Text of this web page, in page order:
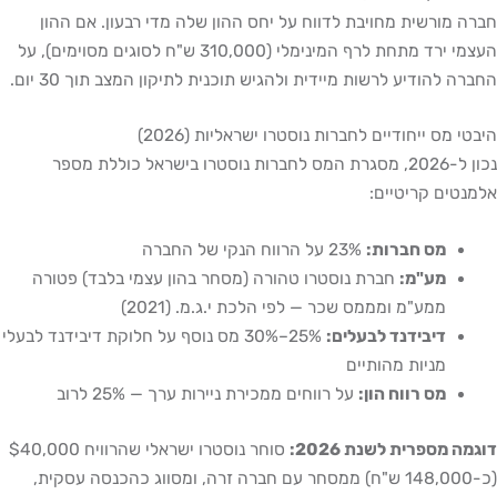
חברה מורשית מחויבת לדווח על יחס ההון שלה מדי רבעון. אם ההון
העצמי ירד מתחת לרף המינימלי (310,000 ש"ח לסוגים מסוימים), על
החברה להודיע לרשות מיידית ולהגיש תוכנית לתיקון המצב תוך 30 יום.
היבטי מס ייחודיים לחברות נוסטרו ישראליות (2026)
נכון ל-2026, מסגרת המס לחברות נוסטרו בישראל כוללת מספר
אלמנטים קריטיים:
מס חברות:
מע"מ: חברת נוסטרו טהורה (מסחר בהון עצמי בלבד) פטורה
ממע"מ ומממס שכר — לפי הלכת י.ג.מ. (2021)
דיבידנד לבעלים:
25%–30% מס נוסף על חלוקת דיבידנד לבעלי
מניות מהותיים
מס רווח הון: על רווחים ממכירת ניירות ערך — 25% לרוב
דוגמה מספרית לשנת 2026:
סוחר נוסטרו ישראלי שהרוויח $40,000
(כ-148,000 ש"ח) ממסחר עם חברה זרה, ומסווג כהכנסה עסקית,